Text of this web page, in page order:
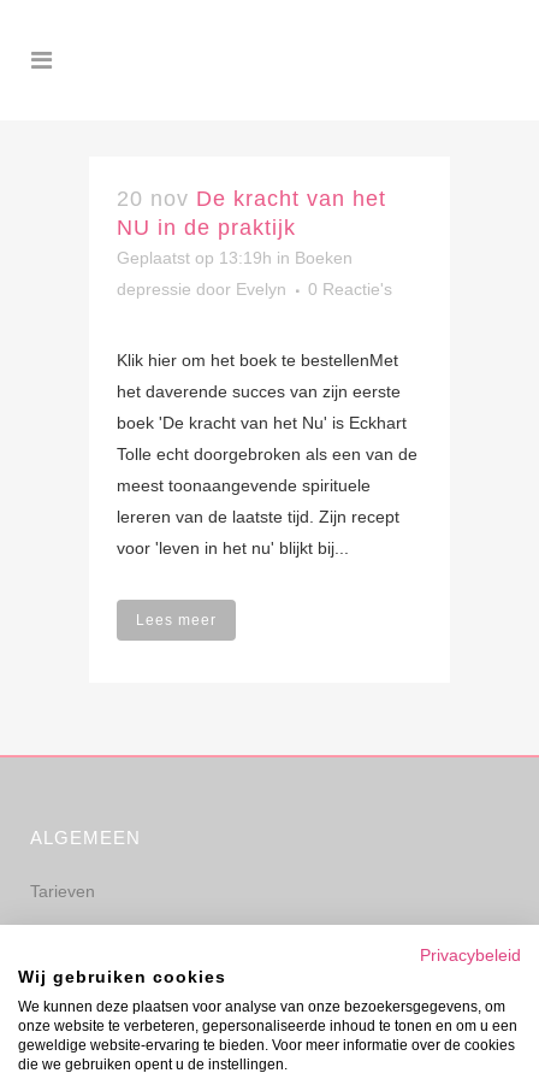
20 nov De kracht van het
NU in de praktijk
Geplaatst op 13:19h in Boeken
depressie door Evelyn 0 Reactie's
Klik hier om het boek te bestellenMet
het daverende succes van zijn eerste
boek 'De kracht van het Nu' is Eckhart
Tolle echt doorgebroken als een van de
meest toonaangevende spirituele
lereren van de laatste tijd. Zijn recept
voor 'leven in het nu' blijkt bij...
Lees meer
ALGEMEEN
Tarieven
Privacyverklaring
Disclaimer
Privacybeleid
Wij gebruiken cookies
We kunnen deze plaatsen voor analyse van onze bezoekersgegevens, om
onze website te verbeteren, gepersonaliseerde inhoud te tonen en om u een
geweldige website-ervaring te bieden. Voor meer informatie over de cookies
die we gebruiken opent u de instellingen.